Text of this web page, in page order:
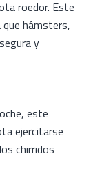
roedor. Este
hámsters,
y
este
ejercitarse
chirridos